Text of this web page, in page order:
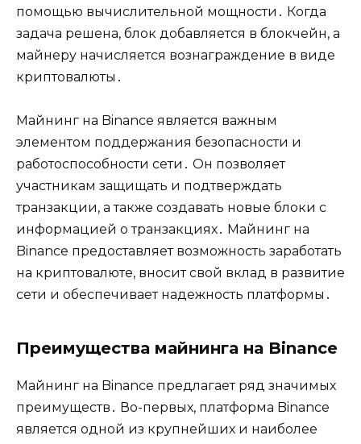
помощью вычислительной мощности․ Когда
задача решена, блок добавляется в блокчейн, а
майнеру начисляется вознаграждение в виде
криптовалюты․
Майнинг на Binance является важным
элементом поддержания безопасности и
работоспособности сети․ Он позволяет
участникам защищать и подтверждать
транзакции, а также создавать новые блоки с
информацией о транзакциях․ Майнинг на
Binance предоставляет возможность заработать
на криптовалюте, вносит свой вклад в развитие
сети и обеспечивает надежность платформы․
Преимущества майнинга на Binance
Майнинг на Binance предлагает ряд значимых
преимуществ․ Во-первых, платформа Binance
является одной из крупнейших и наиболее